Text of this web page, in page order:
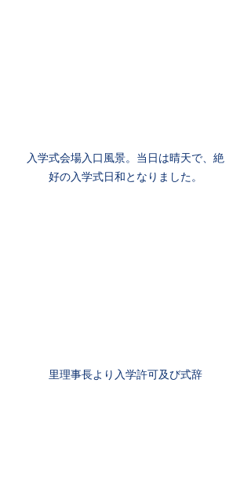
入学式会場入口風景。当日は晴天で、絶
好の入学式日和となりました。
里理事長より入学許可及び式辞